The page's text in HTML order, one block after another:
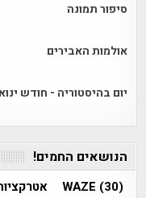
סיפור תמונה
אולמות האבירים
יום בהיסטוריה - חודש
הנושאים החמים!
WAZE (30)